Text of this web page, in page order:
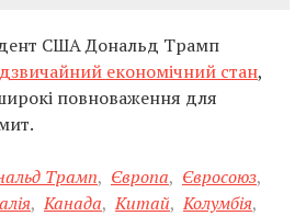
США Дональд Трамп
економічний стан,
повноваження для
Трамп, Європа, Євросоюз,
, Канада, Китай, Колумбія,